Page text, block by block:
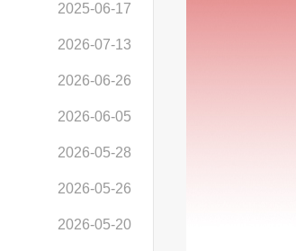
2025-06-17
2026-07-13
2026-06-26
2026-06-05
2026-05-28
2026-05-26
2026-05-20